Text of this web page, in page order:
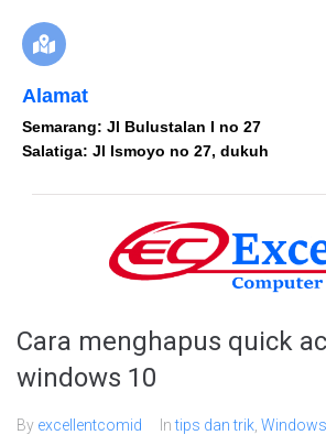
Alamat
Semarang: Jl Bulustalan I no 27
Salatiga: Jl Ismoyo no 27, dukuh
Cara menghapus quick
windows 10
By excellentcomid Intips dan trik Windows